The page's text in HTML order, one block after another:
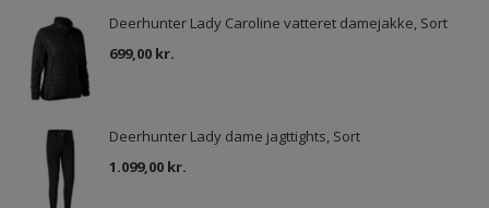
Deerhunter Lady Caroline vatteret damejakke, Sort
699,00 kr.
Deerhunter Lady dame jagttights, Sort
1.099,00 kr.